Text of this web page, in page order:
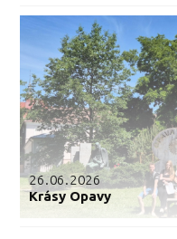
26.06.2026
Krásy Opavy